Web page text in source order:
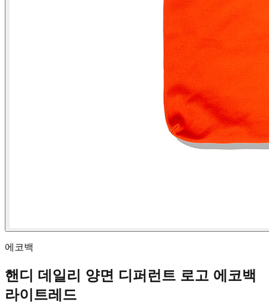
에코백
핸디 데일리 양면 디퍼런트 로고 에코백
라이트레드